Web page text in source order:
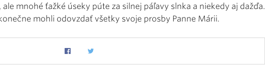
mnohé ťažké úseky púte za silnej páľavy slnka a niekedy aj dažďa.
mohli odovzdať všetky svoje prosby Panne Márii.